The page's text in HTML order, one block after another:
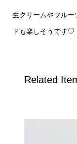
生クリームやフル
ドも楽しそうです♡
Related